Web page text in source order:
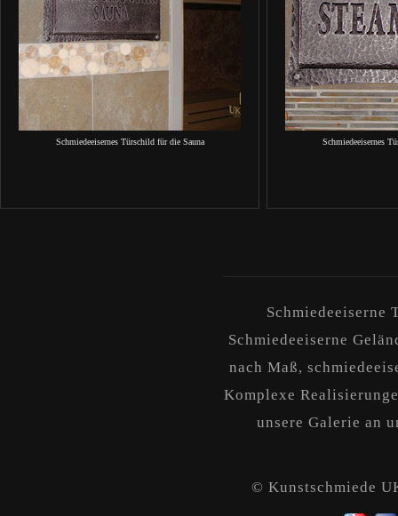
Schmiedeeisernes Türschild für die Sauna Schmiedeeisernes
Schmiedeeiserne
Schmiedeeiserne
nach Maß,
Komplexe
unsere Galerie an
© Kunstschmiede